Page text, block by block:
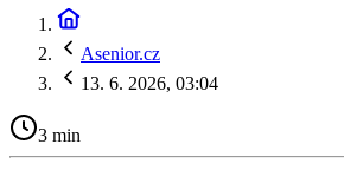
Asenior.cz
13. 6. 2026, 03:04
3 min